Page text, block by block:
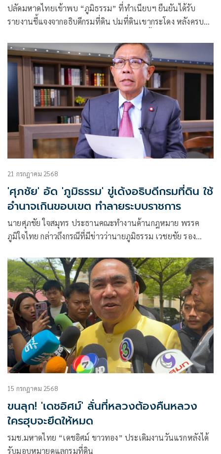
ปลัดมหาดไทยเข้าพบ “ภูมิธรรม” ที่ทำเนียบฯ ยืนยันได้รับ
รายงานชี้แจงจากอธิบดีกรมที่ดิน ปมที่ดินเขากระโดง หลังครบ
21 กรกฎาคม 2568
'ศุภชัย' อัด 'ภูมิธรรม' ขู่เด้งอธิบดีกรมที่ดิน ใช้
อำนาจเกินขอบเขต ทำลายระบบราชการ
นายศุภชัย ใจสมุทร ประธานคณะทำงานด้านกฎหมาย พรรค
ภูมิใจไทย กล่าวถึงกรณีที่มีข่าวว่านายภูมิธรรม เวชยชัย รอง
อธิบดีกรมที่ดิน และตั้งกรรมการสอบปมเขากระโดง
15 กรกฎาคม 2568
ขนลุก! 'เดชอิศม์' ลั่นที่หลวงต้องคืนหลวง
ใครฮุบจะยึดให้หมด
รมช.มหาดไทย “เดชอิศม์ ขาวทอง” ประเดิมงานวันแรกหลังได้
รับมอบหมายดูแลกรมที่ดิน